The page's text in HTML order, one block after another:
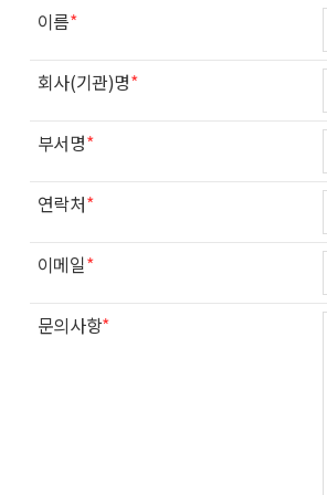
이름*
회사(기관)명*
부서명*
연락처*
이메일*
문의사항*